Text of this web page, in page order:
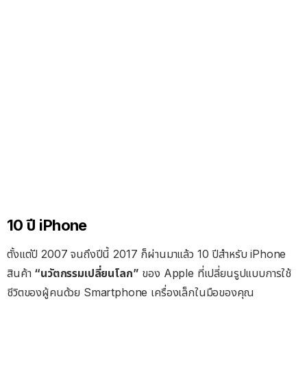
10 ปี iPhone
ตั้งแต่ปี 2007 จนถึงปีนี้ 2017 ก็ผ่านมาแล้ว 10 ปีสำหรับ iPhone
สินค้า “นวัตกรรมเปลี่ยนโลก” ของ Apple ที่เปลี่ยนรูปแบบการใช้
ชีวิตของผู้คนด้วย Smartphone เครื่องเล็กในมือของคุณ